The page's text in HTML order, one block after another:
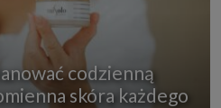
codzienną
skóra każdego